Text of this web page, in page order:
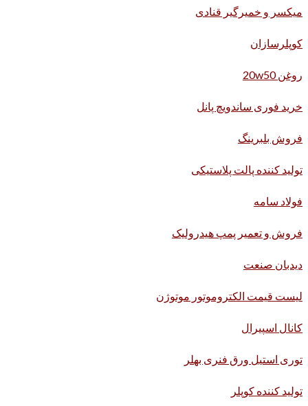
میکسر و خمیرگیر قنادی
کوپلرسازان
روغن 20w50
خرید فوری ساندویچ پانل
فروش بلبرینگ
تولید کننده پالت پلاستیکی
فولاد سامه
فروش و تعمیر پمپ هیدرولیک
دیدبان صنعت
لیست قیمت الکتروموتور موتوژن
کانال اسپیرال
توری استیل ورق فنری بهلر
تولید کننده کوپلر